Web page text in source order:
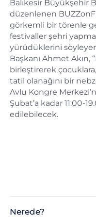
Balıkesir Büyükşehir
düzenlenen
görkemli bir törenle
festivaller şehri
yürüdüklerini
Başkanı Ahmet
birleştirerek
tatil olanağını bir
Avlu Kongre
Şubat’a kadar 11.00-
edilebilecek.
Nerede?